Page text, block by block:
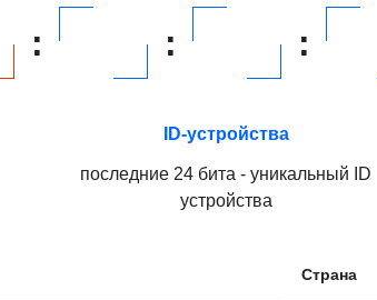
: : :
ID-устройства
последние 24 бита - уникальный ID
устройства
Страна